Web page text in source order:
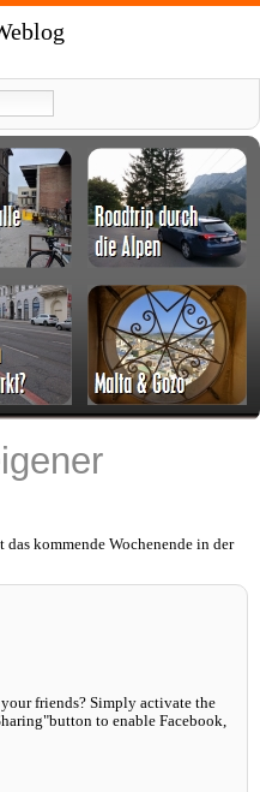
kommende Wochenende in der
friends? Simply activate the
to enable Facebook,